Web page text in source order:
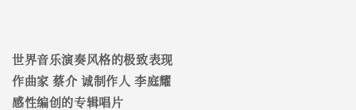
世界音乐演奏风格的极致表现
作曲家 蔡介 诚制作人 李庭耀
感性编创的专辑唱片